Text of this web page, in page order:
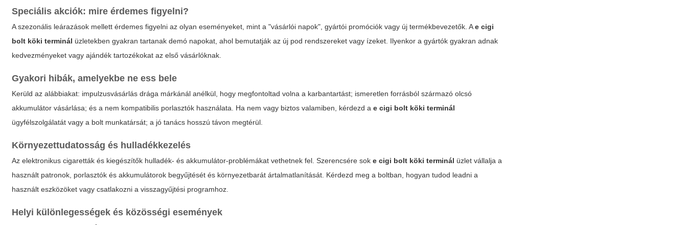
Speciális akciók: mire érdemes figyelni?
A szezonális leárazások mellett érdemes figyelni az olyan eseményeket, mint a "vásárlói napok", gyártói promóciók vagy új termékbevezetők. Ae cigi
bolt köki terminál üzletekben gyakran tartanak demó napokat, ahol bemutatják az új pod rendszereket vagy ízeket. Ilyenkor a gyártók gyakran adnak
kedvezményeket vagy ajándék tartozékokat az első vásárlóknak.
Gyakori hibák, amelyekbe ne ess bele
Kerüld az alábbiakat: impulzusvásárlás drága márkánál anélkül, hogy megfontoltad volna a karbantartást; ismeretlen forrásból származó olcsó
akkumulátor vásárlása; és a nem kompatibilis porlasztók használata. Ha nem vagy biztos valamiben, kérdezd ae cigi bolt köki terminál
ügyfélszolgálatát vagy a bolt munkatársát; a jó tanács hosszú távon megtérül.
Környezettudatosság és hulladékkezelés
Az elektronikus cigaretták és kiegészítők hulladék- és akkumulátor-problémákat vethetnek fel. Szerencsére soke cigi bolt köki terminál üzlet vállalja a
használt patronok, porlasztók és akkumulátorok begyűjtését és környezetbarát ártalmatlanítását. Kérdezd meg a boltban, hogyan tudod leadni a
használt eszközöket vagy csatlakozni a visszagyűjtési programhoz.
Helyi különlegességek és közösségi események